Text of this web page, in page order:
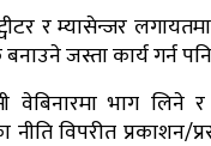
र म्यासेन्जर
जस्ता कार्य गर्न
भाग लिने र
नीति विपरीत